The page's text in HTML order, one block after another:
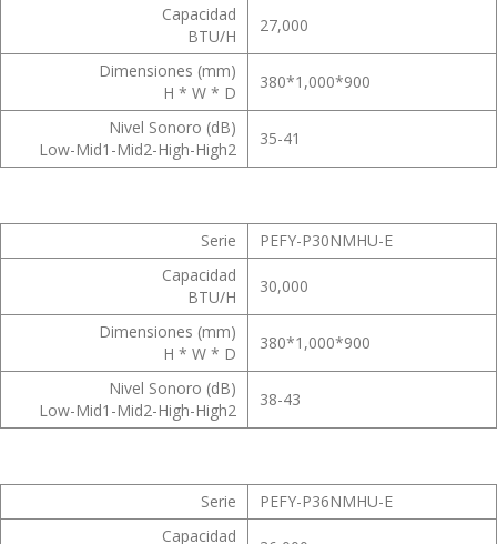
Capacidad
BTU/H
27,000
Dimensiones (mm)
H * W * D
380*1,000*900
Nivel Sonoro (dB)
Low-Mid1-Mid2-High-High2
35-41
Serie
PEFY-P30NMHU-E
Capacidad
BTU/H
30,000
Dimensiones (mm)
H * W * D
380*1,000*900
Nivel Sonoro (dB)
Low-Mid1-Mid2-High-High2
38-43
Serie
PEFY-P36NMHU-E
Capacidad